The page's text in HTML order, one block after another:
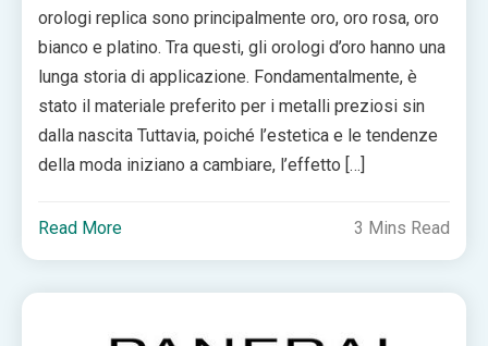
orologi replica sono principalmente oro, oro rosa, oro
bianco e platino. Tra questi, gli orologi d’oro hanno una
lunga storia di applicazione. Fondamentalmente, è
stato il materiale preferito per i metalli preziosi sin
dalla nascita Tuttavia, poiché l’estetica e le tendenze
della moda iniziano a cambiare, l’effetto […]
Read More 3 Mins Read